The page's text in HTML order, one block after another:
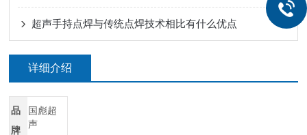
超声手持点焊与传统点焊技术相比有什么优点
详细介绍
品
牌
国彪超
声